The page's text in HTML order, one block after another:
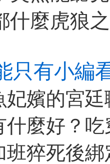
什麼虎狼
只有小編
妃嬪的宮
什麼好？
猝死後